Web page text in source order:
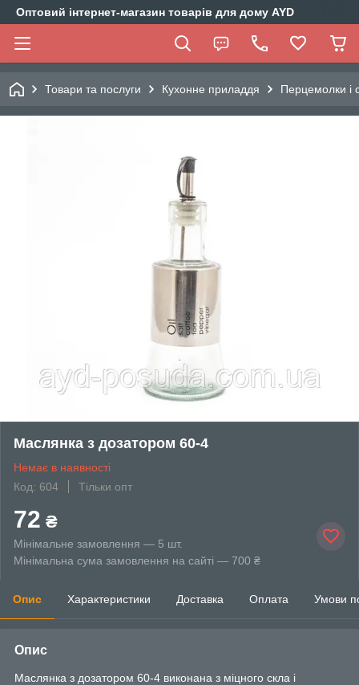
Оптовий інтернет-магазин товарів для дому AYD
Товари та послуги Кухонне приладдя Перцемолки і
Маслянка з дозатором 60-4
Немає в наявності
Код: 604
Тільки опт
72 ₴
Мінімальне замовлення — 5 шт.
Мінімальна сума замовлення на сайті — 700 ₴
Опис Характеристики Доставка Оплата Умови
Опис
Маслянка з дозатором 60-4 виконана з міцного скла і